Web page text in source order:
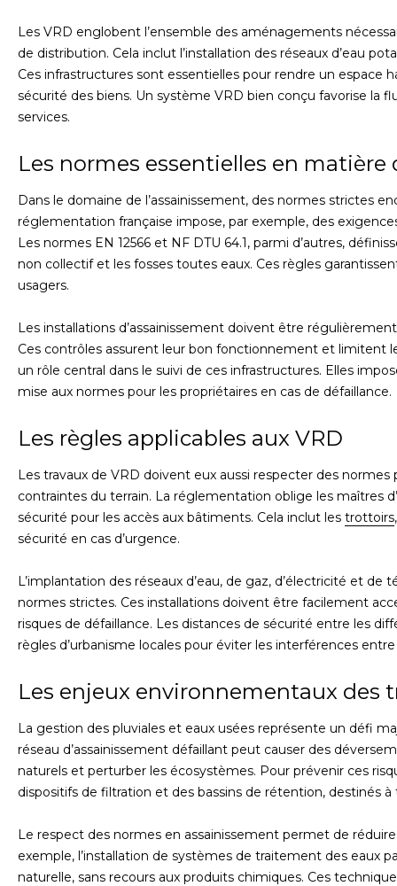
Les VRD englobent l’ensemble des aménagements
de distribution. Cela inclut l’installation des réseaux d’eau
Ces infrastructures sont essentielles pour rendre un espace
sécurité des biens. Un système VRD bien conçu favorise la
services.
Les normes essentielles en matière
Dans le domaine de l’assainissement, des normes strictes
réglementation française impose, par exemple, des
Les normes EN 12566 et NF DTU 64.1, parmi d’autres,
non collectif et les fosses toutes eaux. Ces règles
usagers.
Les installations d’assainissement doivent être
Ces contrôles assurent leur bon fonctionnement et limitent
un rôle central dans le suivi de ces infrastructures. Elles
mise aux normes pour les propriétaires en cas de défaillance.
Les règles applicables aux VRD
Les travaux de VRD doivent eux aussi respecter des
contraintes du terrain. La réglementation oblige les maîtres
sécurité pour les accès aux bâtiments. Cela inclut les trottoirs
sécurité en cas d’urgence.
L’implantation des réseaux d’eau, de gaz, d’électricité et
normes strictes. Ces installations doivent être facilement
risques de défaillance. Les distances de sécurité entre les
règles d’urbanisme locales pour éviter les interférences
Les enjeux environnementaux des
La gestion des pluviales et eaux usées représente un défi
réseau d’assainissement défaillant peut causer des
naturels et perturber les écosystèmes. Pour prévenir ces
dispositifs de filtration et des bassins de rétention, destinés
Le respect des normes en assainissement permet de
exemple, l’installation de systèmes de traitement des eaux
naturelle, sans recours aux produits chimiques. Ces